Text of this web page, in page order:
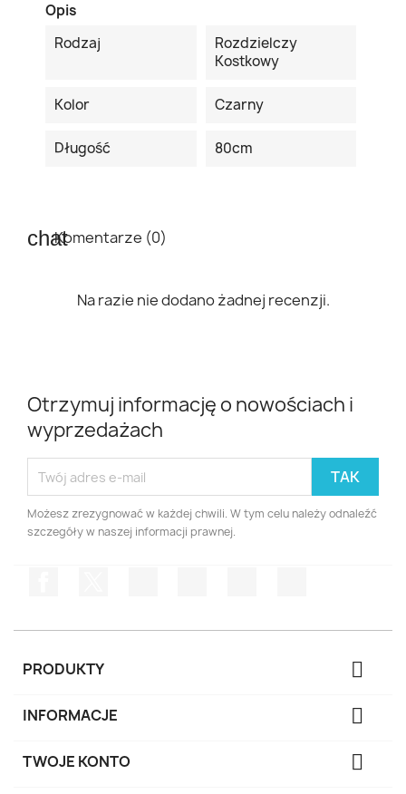
Opis
Rodzaj
Rozdzielczy
Kostkowy
Kolor Czarny
Długość 80cm
Komentarze (0)
Na razie nie dodano żadnej recenzji.
Otrzymuj informację o nowościach i
wyprzedażach
Możesz zrezygnować w każdej chwili. W tym celu należy odnaleźć
szczegóły w naszej informacji prawnej.
PRODUKTY 
INFORMACJE 
TWOJE KONTO 